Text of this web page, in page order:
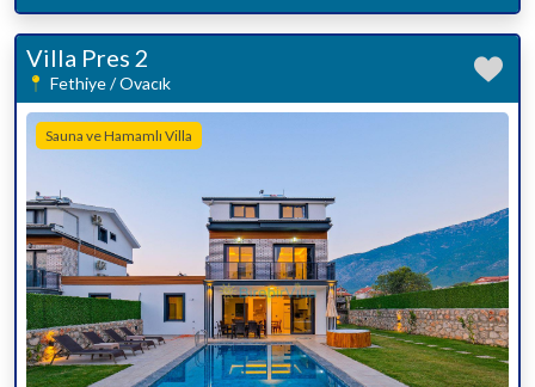
Villa Pres 2
Fethiye / Ovacık
Sauna ve Hamamlı Villa